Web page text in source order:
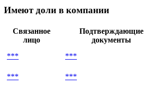
Имеют доли в компании
Связанное
лицо
Подтверждающие
документы
***
***
***
***